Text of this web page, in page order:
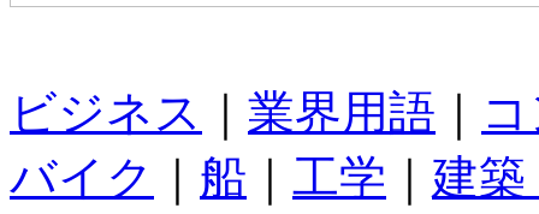
ビジネス 業界用語
バイク
船 工学
建築